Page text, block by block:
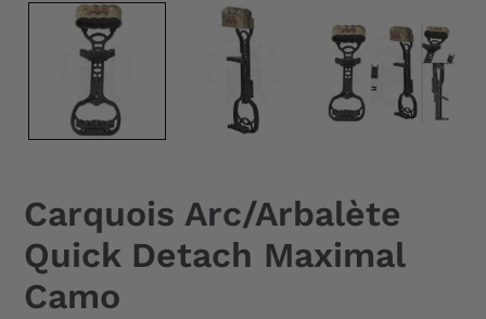
Carquois Arc/Arbalète
Quick Detach Maximal
Camo